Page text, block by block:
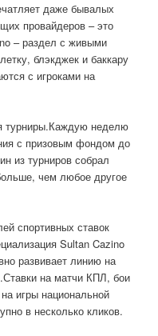
даже бывалых
провайдеров – это
– раздел с живыми
блэкджек и баккару
с игроками на
турниры.Каждую неделю
с призовым фондом до
из турниров собрал
чем любое другое
спортивных ставок
Sultan Cazino
развивает линию на
на матчи КПЛ, бои
игры национальной
в несколько кликов.